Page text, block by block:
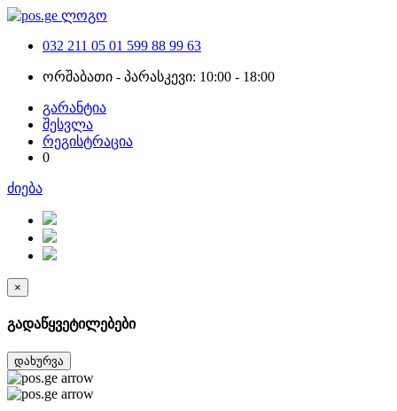
032 211 05 01 599 88 99 63
ორშაბათი - პარასკევი: 10:00 - 18:00
გარანტია
შესვლა
რეგისტრაცია
0
ძიება
×
გადაწყვეტილებები
დახურვა